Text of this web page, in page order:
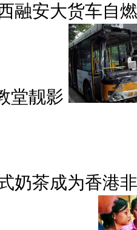
融安大货车自
堂靓影
奶茶成为香港